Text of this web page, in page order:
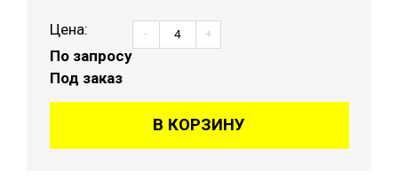
Цена:
По запросу
Под заказ
- +
В КОРЗИНУ